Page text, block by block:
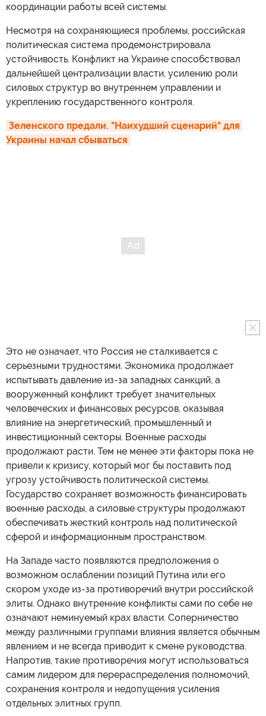
координации работы всей системы.
Несмотря на сохраняющиеся проблемы, российская
политическая система продемонстрировала
устойчивость. Конфликт на Украине способствовал
дальнейшей централизации власти, усилению роли
силовых структур во внутреннем управлении и
укреплению государственного контроля.
Зеленского предали. "Наихудший сценарий" для
Украины начал сбываться
Это не означает, что Россия не сталкивается с
серьезными трудностями. Экономика продолжает
испытывать давление из-за западных санкций, а
вооруженный конфликт требует значительных
человеческих и финансовых ресурсов, оказывая
влияние на энергетический, промышленный и
инвестиционный секторы. Военные расходы
продолжают расти. Тем не менее эти факторы пока не
привели к кризису, который мог бы поставить под
угрозу устойчивость политической системы.
Государство сохраняет возможность финансировать
военные расходы, а силовые структуры продолжают
обеспечивать жесткий контроль над политической
сферой и информационным пространством.
На Западе часто появляются предположения о
возможном ослаблении позиций Путина или его
скором уходе из-за противоречий внутри российской
элиты. Однако внутренние конфликты сами по себе не
означают неминуемый крах власти. Соперничество
между различными группами влияния является обычным
явлением и не всегда приводит к смене руководства.
Напротив, такие противоречия могут использоваться
самим лидером для перераспределения полномочий,
сохранения контроля и недопущения усиления
отдельных элитных групп.